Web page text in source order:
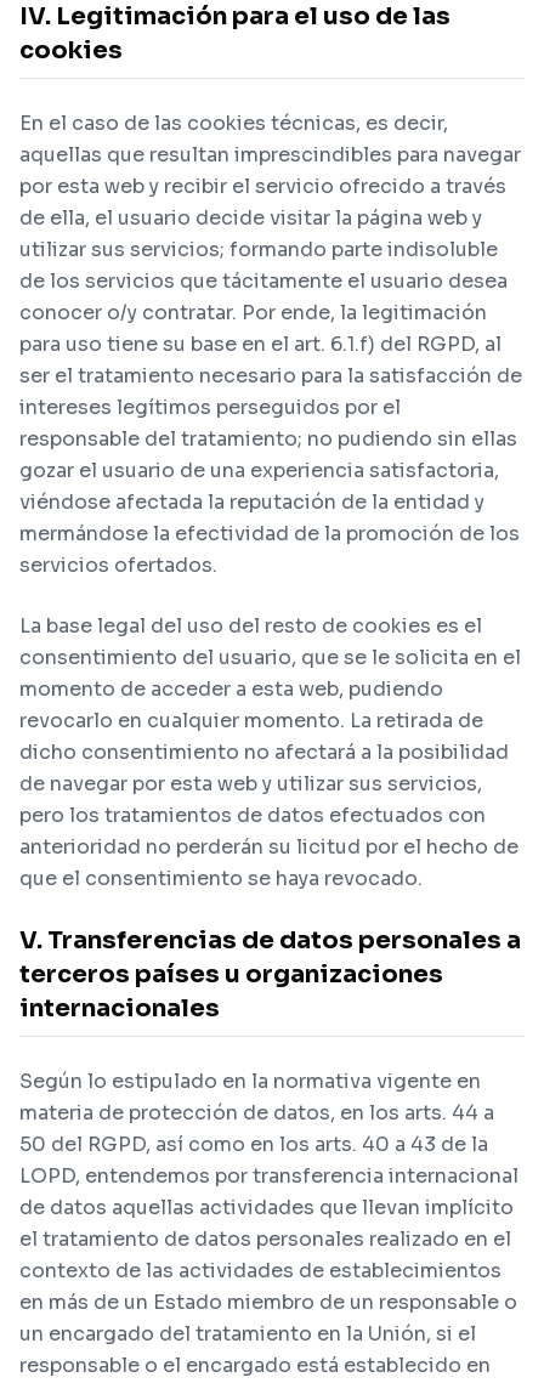
IV. Legitimación para el uso de las
cookies
En el caso de las cookies técnicas, es decir,
aquellas que resultan imprescindibles para navegar
por esta web y recibir el servicio ofrecido a través
de ella, el usuario decide visitar la página web y
utilizar sus servicios; formando parte indisoluble
de los servicios que tácitamente el usuario desea
conocer o/y contratar. Por ende, la legitimación
para uso tiene su base en el art. 6.1.f) del RGPD, al
ser el tratamiento necesario para la satisfacción de
intereses legítimos perseguidos por el
responsable del tratamiento; no pudiendo sin ellas
gozar el usuario de una experiencia satisfactoria,
viéndose afectada la reputación de la entidad y
mermándose la efectividad de la promoción de los
servicios ofertados.
La base legal del uso del resto de cookies es el
consentimiento del usuario, que se le solicita en el
momento de acceder a esta web, pudiendo
revocarlo en cualquier momento. La retirada de
dicho consentimiento no afectará a la posibilidad
de navegar por esta web y utilizar sus servicios,
pero los tratamientos de datos efectuados con
anterioridad no perderán su licitud por el hecho de
que el consentimiento se haya revocado.
V. Transferencias de datos personales a
terceros países u organizaciones
internacionales
Según lo estipulado en la normativa vigente en
materia de protección de datos, en los arts. 44 a
50 del RGPD, así como en los arts. 40 a 43 de la
LOPD, entendemos por transferencia internacional
de datos aquellas actividades que llevan implícito
el tratamiento de datos personales realizado en el
contexto de las actividades de establecimientos
en más de un Estado miembro de un responsable o
un encargado del tratamiento en la Unión, si el
responsable o el encargado está establecido en